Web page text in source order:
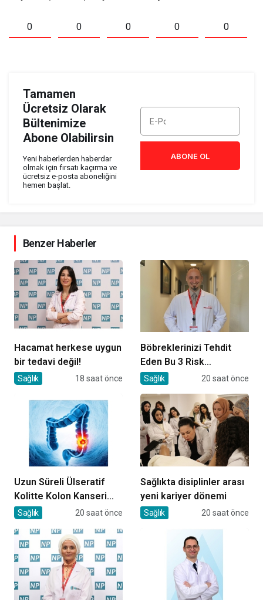
0 0 0 0 0
Tamamen
Ücretsiz Olarak
Bültenimize
Abone Olabilirsin
Yeni haberlerden haberdar
olmak için fırsatı kaçırma ve
ücretsiz e-posta aboneliğini
hemen başlat.
ABONE OL
Benzer Haberler
Hacamat herkese uygun
bir tedavi değil!
Sağlık 18 saat önce
Böbreklerinizi Tehdit
Eden Bu 3 Risk
Faktörüne Dikkat!
Sağlık 20 saat önce
Uzun Süreli Ülseratif
Kolitte Kolon Kanseri
Riski Artıyor mu?
Sağlık 20 saat önce
Sağlıkta disiplinler arası
yeni kariyer dönemi
Sağlık 20 saat önce